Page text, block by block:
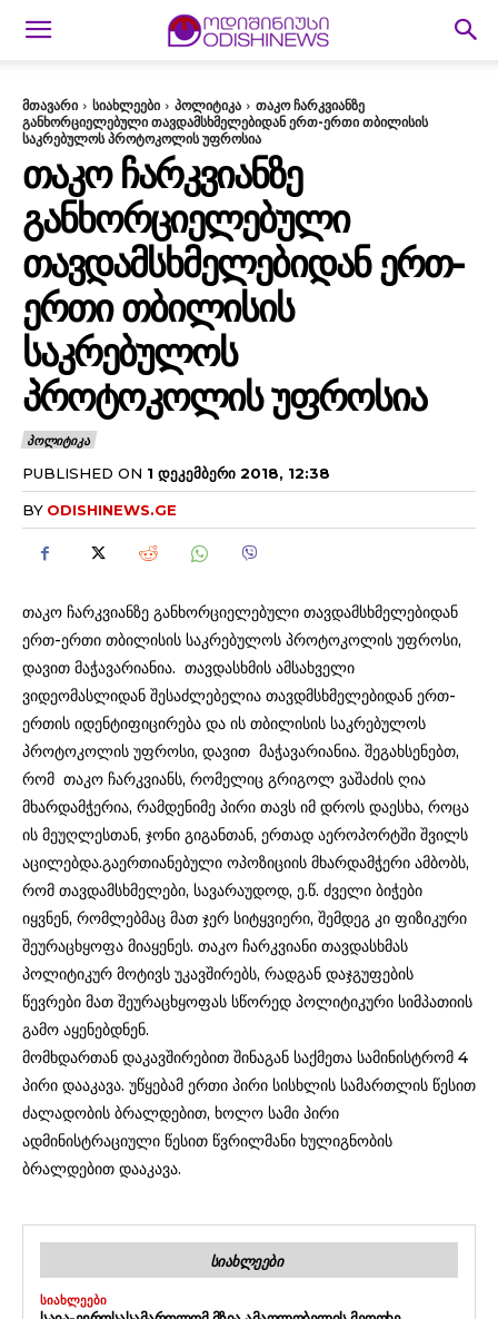
მთავარი სიახლეები პოლიტიკა
თაკო ჩარკვიანზე
განხორციელებული თავდამსხმელებიდან ერთ-ერთი თბილისის
საკრებულოს პროტოკოლის უფროსია
ᲗᲐᲙᲝ ᲩᲐᲠᲙᲕᲘᲐᲜᲖᲔ
ᲒᲐᲜᲮᲝᲠᲪᲘᲔᲚᲔᲑᲣᲚᲘ
ᲗᲐᲕᲓᲐᲛᲡᲮᲛᲔᲚᲔᲑᲘᲓᲐᲜ ᲔᲠᲗ-
ᲔᲠᲗᲘ ᲗᲑᲘᲚᲘᲡᲘᲡ
ᲡᲐᲙᲠᲔᲑᲣᲚᲝᲡ
ᲞᲠᲝᲢᲝᲙᲝᲚᲘᲡ ᲣᲤᲠᲝᲡᲘᲐ
ᲞᲝᲚᲘᲢᲘᲙᲐ
PUBLISHED ON 1 ᲓᲔᲙᲔᲛᲑᲔᲠᲘ 2018, 12:38
BY ODISHINEWS.GE
თაკო ჩარკვიანზე განხორციელებული თავდამსხმელებიდან
ერთ-ერთი თბილისის საკრებულოს პროტოკოლის უფროსი,
დავით მაჭავარიანია. თავდასხმის ამსახველი
ვიდეომასლიდან შესაძლებელია თავდმსხმელებიდან ერთ-
ერთის იდენტიფიცირება და ის თბილისის საკრებულოს
პროტოკოლის უფროსი, დავით მაჭავარიანია. შეგახსენებთ,
რომ თაკო ჩარკვიანს, რომელიც გრიგოლ ვაშაძის ღია
მხარდამჭერია, რამდენიმე პირი თავს იმ დროს დაესხა, როცა
ის მეუღლესთან, ჯონი გიგანთან, ერთად აეროპორტში შვილს
აცილებდა.გაერთიანებული ოპოზიციის მხარდამჭერი ამბობს,
რომ თავდამსხმელები, სავარაუდოდ, ე.წ. ძველი ბიჭები
იყვნენ, რომლებმაც მათ ჯერ სიტყვიერი, შემდეგ კი ფიზიკური
შეურაცხყოფა მიაყენეს. თაკო ჩარკვიანი თავდასხმას
პოლიტიკურ მოტივს უკავშირებს, რადგან დაჯგუფების
წევრები მათ შეურაცხყოფას სწორედ პოლიტიკური სიმპათიის
გამო აყენებდნენ.
მომხდართან დაკავშირებით შინაგან საქმეთა სამინისტრომ 4
პირი დააკავა. უწყებამ ერთი პირი სისხლის სამართლის წესით
ძალადობის ბრალდებით, ხოლო სამი პირი
ადმინისტრაციული წესით წვრილმანი ხულიგნობის
ბრალდებით დააკავა.
ᲡᲘᲐᲮᲚᲔᲔᲑᲘ
ᲡᲘᲐᲮᲚᲔᲔᲑᲘ